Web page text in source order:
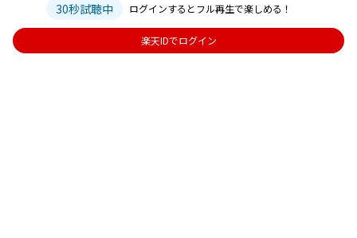
30秒試聴中 ログインするとフル再生で楽しめる！
楽天IDでログイン